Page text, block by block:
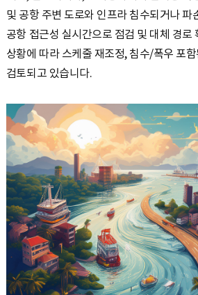
및 공항 주변 도로와 인프라 침수되거나 파
공항 접근성 실시간으로 점검 및 대체 경로
상황에 따라 스케줄 재조정, 침수/폭우 포
검토되고 있습니다.